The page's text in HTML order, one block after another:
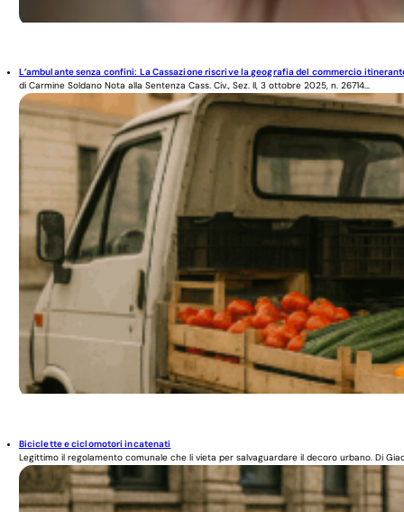
L’ambulante senza confini: La Cassazione riscrive la geografia del commercio
di Carmine Soldano Nota alla Sentenza Cass. Civ., Sez. II, 3 ottobre 2025, n. 26714...
Biciclette e ciclomotori incatenati
Legittimo il regolamento comunale che li vieta per salvaguardare il decoro urbano. Di